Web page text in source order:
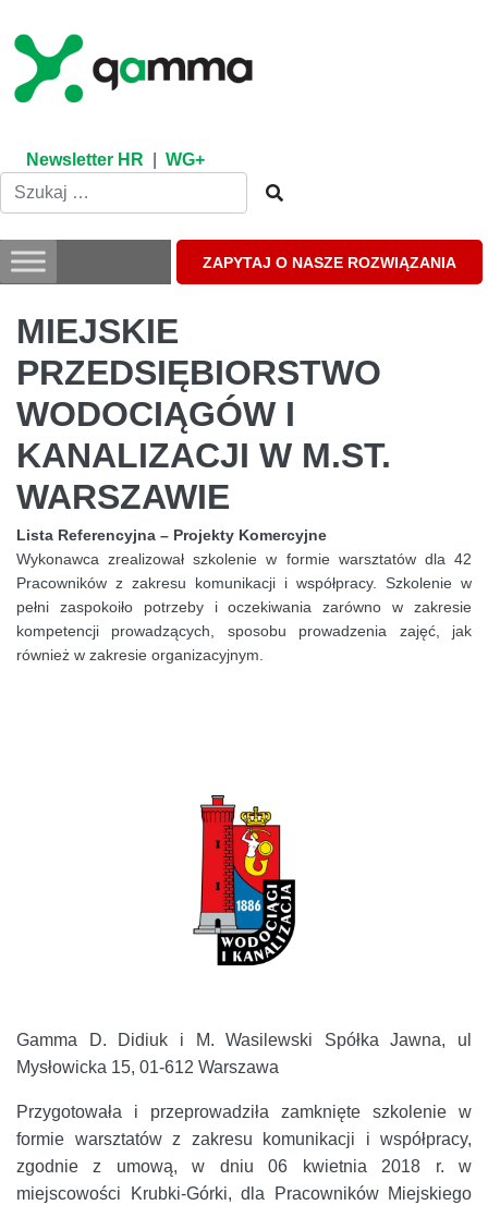
content
Newsletter HR WG+
ZAPYTAJ O NASZE ROZWIĄZANIA
MIEJSKIE
PRZEDSIĘBIORSTWO
WODOCIĄGÓW I
KANALIZACJI W M.ST.
WARSZAWIE
Lista Referencyjna – Projekty Komercyjne
Wykonawca zrealizował szkolenie w formie warsztatów dla 42
Pracowników z zakresu komunikacji i współpracy. Szkolenie w
pełni zaspokoiło potrzeby i oczekiwania zarówno w zakresie
kompetencji prowadzących, sposobu prowadzenia zajęć, jak
również w zakresie organizacyjnym.
Gamma D. Didiuk i M. Wasilewski Spółka Jawna, ul
Mysłowicka 15, 01-612 Warszawa
Przygotowała i przeprowadziła zamknięte szkolenie w
formie warsztatów z zakresu komunikacji i współpracy,
zgodnie z umową, w dniu 06 kwietnia 2018 r. w
miejscowości Krubki-Górki, dla Pracowników Miejskiego